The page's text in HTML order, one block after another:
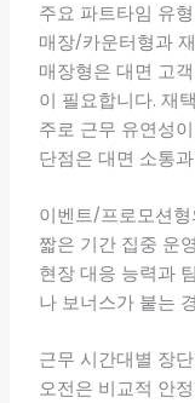
주요 파트타임 유
매장/카운터형과
매장형은 대면 고
이 필요합니다. 재
주로 근무 유연성
단점은 대면 소통
이벤트/프로모션형
짧은 기간 집중 운
현장 대응 능력과
나 보너스가 붙는
근무 시간대별 장
오전은 비교적 안